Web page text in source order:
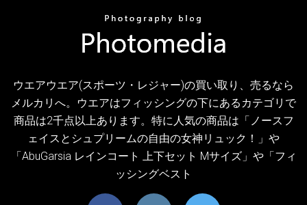
ウエアウエア(スポーツ・レジャー)の買い取り、売るなら
メルカリへ。ウエアはフィッシングの下にあるカテゴリで
商品は2千点以上あります。特に人気の商品は「ノースフ
ェイスとシュプリームの自由の女神リュック！」や
「AbuGarsia レインコート 上下セット Mサイズ」や「フィ
ッシングベスト